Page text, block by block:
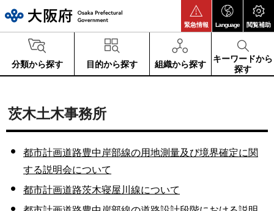
緊急情報 Language 閲覧補助
分類から探す 目的から探す 組織から探す
キーワードから
探す
茨木土木事務所
都市計画道路豊中岸部線の用地測量及び境界確定に関
する説明会について
都市計画道路茨木寝屋川線について